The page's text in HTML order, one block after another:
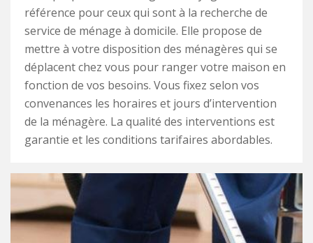
référence pour ceux qui sont à la recherche de
service de ménage à domicile. Elle propose de
mettre à votre disposition des ménagères qui se
déplacent chez vous pour ranger votre maison en
fonction de vos besoins. Vous fixez selon vos
convenances les horaires et jours d’intervention
de la ménagère. La qualité des interventions est
garantie et les conditions tarifaires abordables.